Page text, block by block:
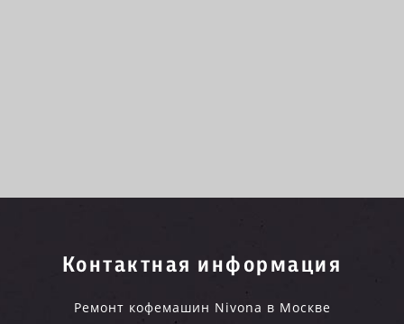
Контактная информация
Ремонт кофемашин Nivona в Москве